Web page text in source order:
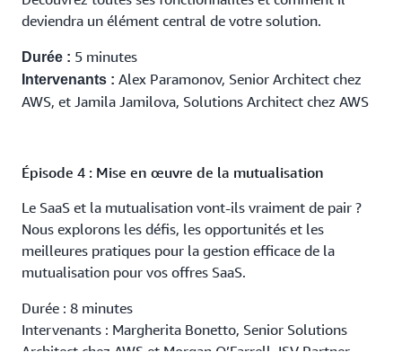
deviendra un élément central de votre solution.
Durée : 5 minutes
Intervenants : Alex Paramonov, Senior Architect chez
AWS, et Jamila Jamilova, Solutions Architect chez AWS
Épisode 4 : Mise en œuvre de la mutualisation
Le SaaS et la mutualisation vont-ils vraiment de pair ?
Nous explorons les défis, les opportunités et les
meilleures pratiques pour la gestion efficace de la
mutualisation pour vos offres SaaS.
Durée : 8 minutes
Intervenants : Margherita Bonetto, Senior Solutions
Architect chez AWS et Morgan O’Farrell, ISV Partner